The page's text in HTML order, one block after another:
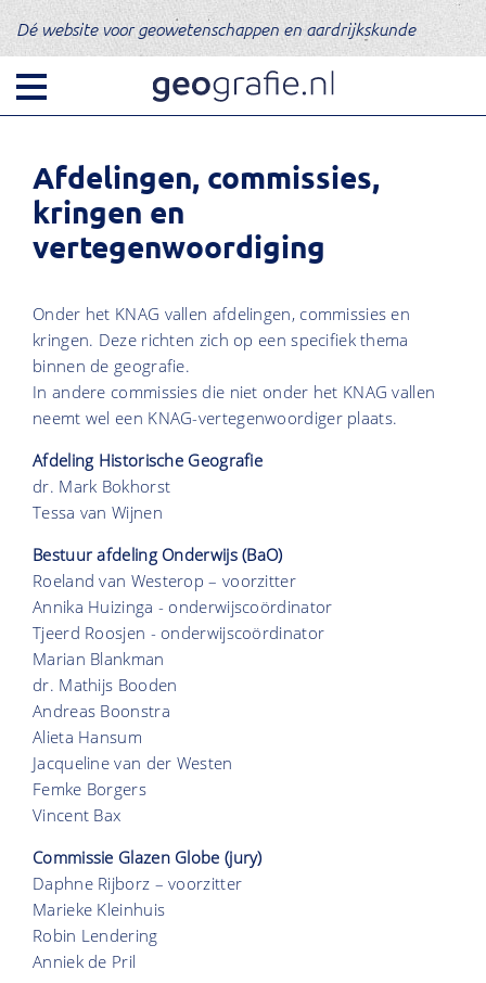
Dé website voor geowetenschappen en aardrijkskunde
KNAG
Bestuur
Tijdschriften
Webshop
Afdelingen, commissies,
kringen en
vertegenwoordiging
Onder het KNAG vallen afdelingen, commissies en
kringen. Deze richten zich op een specifiek thema
binnen de geografie.
In andere commissies die niet onder het KNAG vallen
neemt wel een KNAG-vertegenwoordiger plaats.
Afdeling Historische Geografie
dr. Mark Bokhorst
Tessa van Wijnen
Bestuur afdeling Onderwijs (BaO)
Roeland van Westerop – voorzitter
Annika Huizinga - onderwijscoördinator
Tjeerd Roosjen - onderwijscoördinator
Marian Blankman
dr. Mathijs Booden
Andreas Boonstra
Alieta Hansum
Jacqueline van der Westen
Femke Borgers
Vincent Bax
Commissie Glazen Globe (jury)
Daphne Rijborz – voorzitter
Marieke Kleinhuis
Robin Lendering
Anniek de Pril